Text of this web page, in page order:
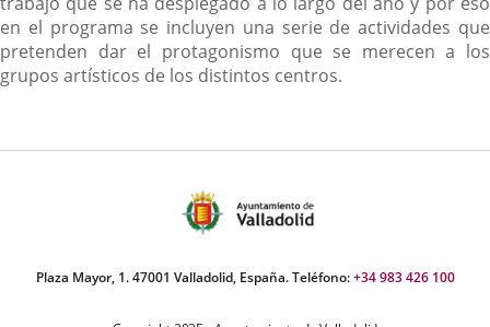
en el programa se incluyen una serie de actividades que
pretenden dar el protagonismo que se merecen a los
grupos artísticos de los distintos centros.
Plaza Mayor, 1. 47001 Valladolid, España. Teléfono:+34 983 426 100